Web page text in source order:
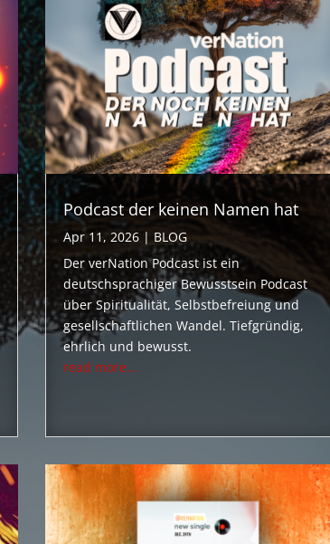
Podcast der keinen Namen hat
Apr 11, 2026| BLOG
Der verNation Podcast ist ein
deutschsprachiger Bewusstsein Podcast
über Spiritualität, Selbstbefreiung und
gesellschaftlichen Wandel. Tiefgründig,
ehrlich und bewusst.
read more...